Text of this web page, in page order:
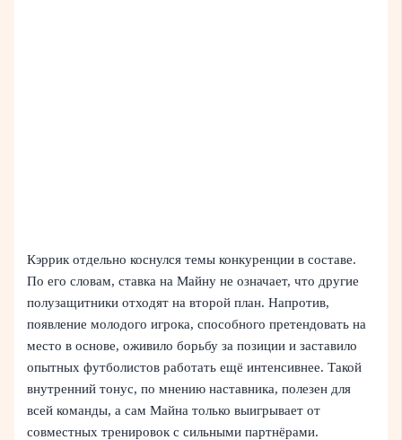
Кэррик отдельно коснулся темы конкуренции в составе.
По его словам, ставка на Майну не означает, что другие
полузащитники отходят на второй план. Напротив,
появление молодого игрока, способного претендовать на
место в основе, оживило борьбу за позиции и заставило
опытных футболистов работать ещё интенсивнее. Такой
внутренний тонус, по мнению наставника, полезен для
всей команды, а сам Майна только выигрывает от
совместных тренировок с сильными партнёрами.